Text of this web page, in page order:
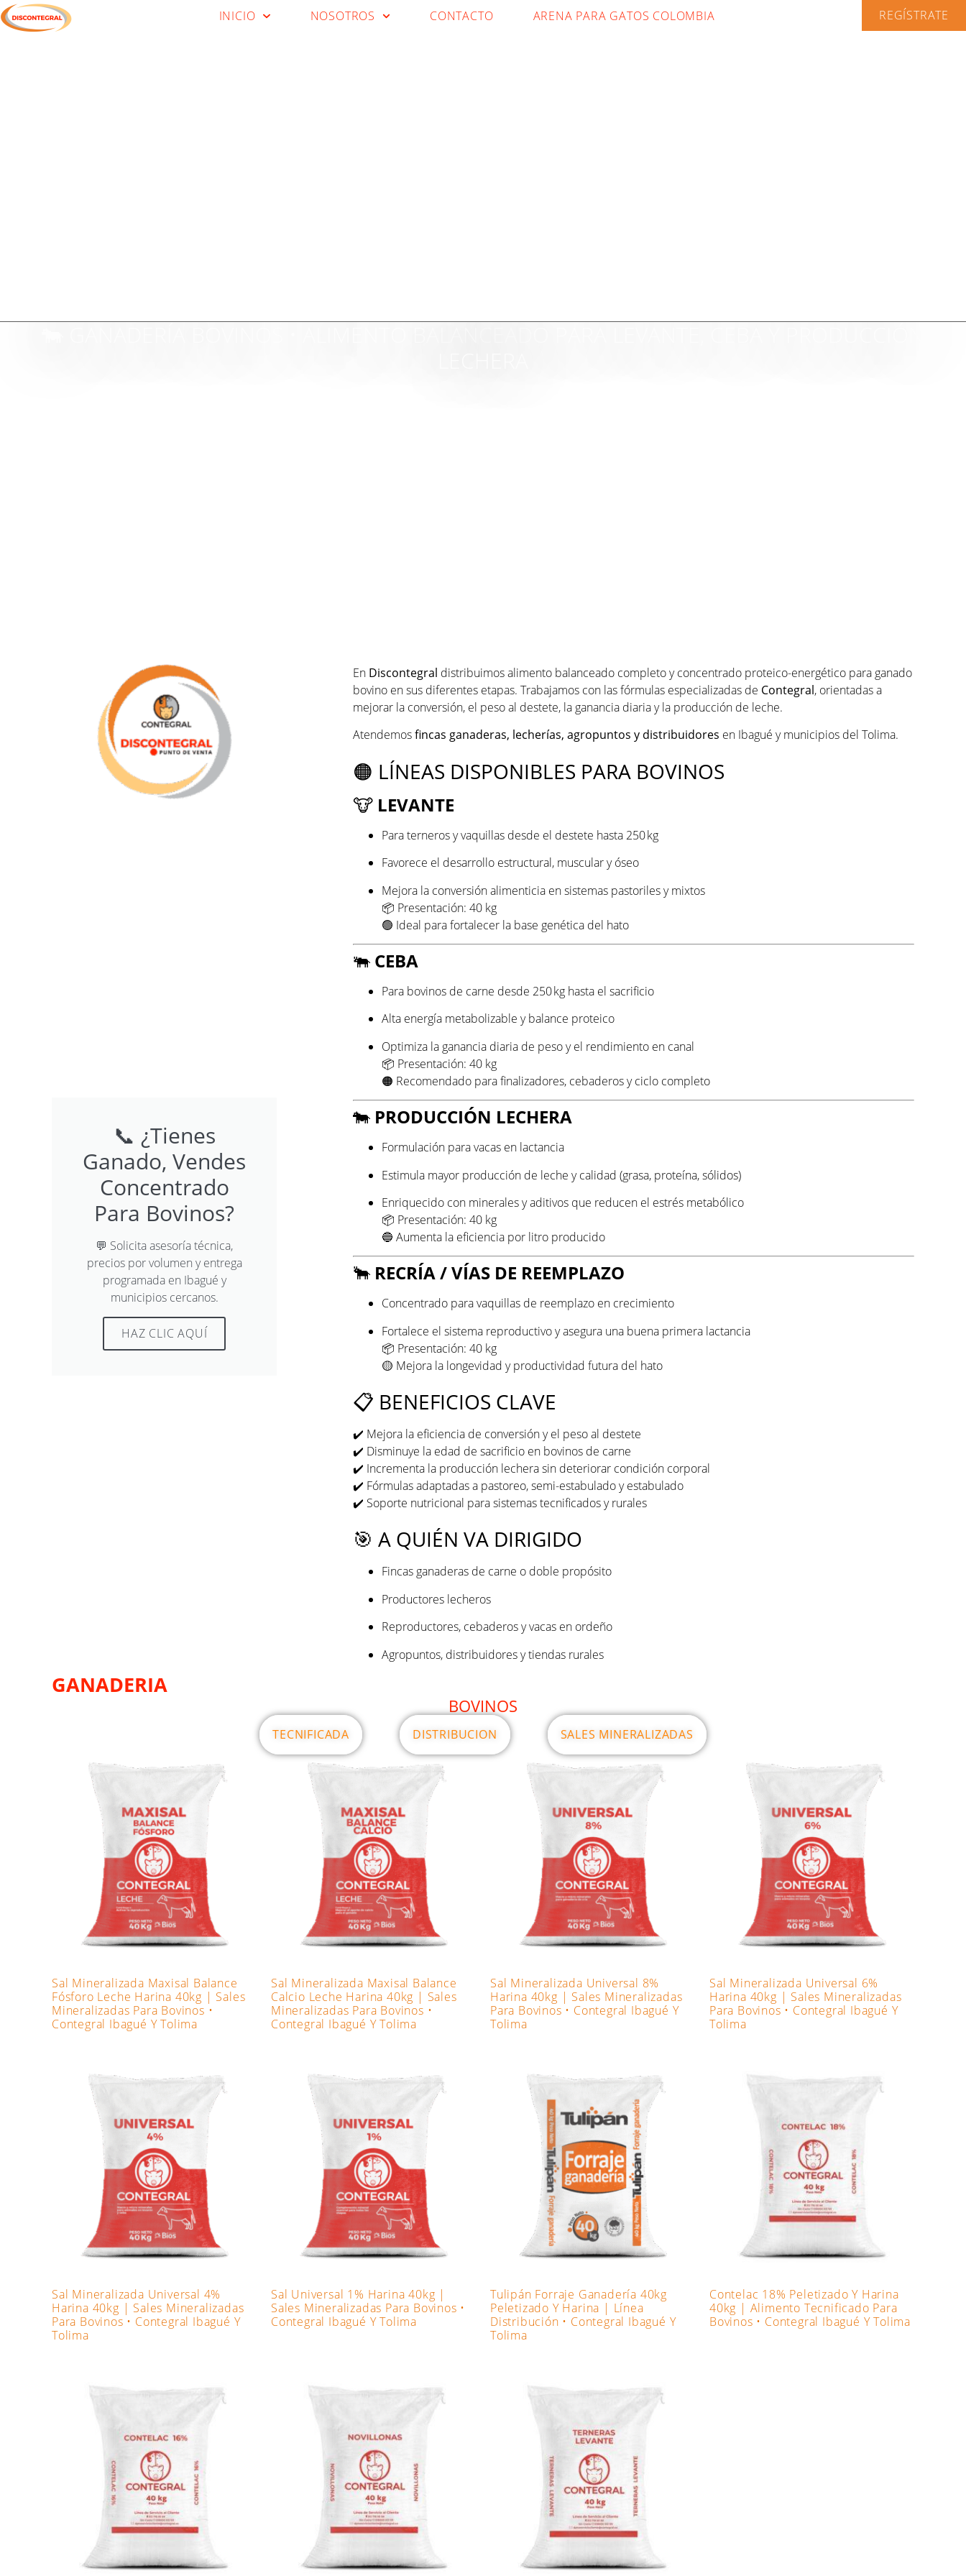
INICIO NOSOTROS CONTACTO ARENA PARA GATOS COLOMBIA REGÍSTRATE
📞 ¿Tienes
Ganado, Vendes
Concentrado
Para Bovinos?
💬 Solicita asesoría técnica,
precios por volumen y entrega
programada en Ibagué y
municipios cercanos.
HAZ CLIC AQUÍ
En Discontegral distribuimos alimento balanceado completo y concentrado proteico-energético para ganado
bovino en sus diferentes etapas. Trabajamos con las fórmulas especializadas de Contegral, orientadas a
mejorar la conversión, el peso al destete, la ganancia diaria y la producción de leche.
Atendemosfincas ganaderas, lecherías, agropuntos y distribuidores en Ibagué y municipios del Tolima.
🟠 LÍNEAS DISPONIBLES PARA BOVINOS
🐮 LEVANTE
Para terneros y vaquillas desde el destete hasta 250 kg
Favorece el desarrollo estructural, muscular y óseo
Mejora la conversión alimenticia en sistemas pastoriles y mixtos
📦 Presentación: 40 kg
🟢 Ideal para fortalecer la base genética del hato
🐃 CEBA
Para bovinos de carne desde 250 kg hasta el sacrificio
Alta energía metabolizable y balance proteico
Optimiza la ganancia diaria de peso y el rendimiento en canal
📦 Presentación: 40 kg
🟠 Recomendado para finalizadores, cebaderos y ciclo completo
🐄 PRODUCCIÓN LECHERA
Formulación para vacas en lactancia
Estimula mayor producción de leche y calidad (grasa, proteína, sólidos)
Enriquecido con minerales y aditivos que reducen el estrés metabólico
📦 Presentación: 40 kg
🔵 Aumenta la eficiencia por litro producido
🐂 RECRÍA / VÍAS DE REEMPLAZO
Concentrado para vaquillas de reemplazo en crecimiento
Fortalece el sistema reproductivo y asegura una buena primera lactancia
📦 Presentación: 40 kg
🟡 Mejora la longevidad y productividad futura del hato
📋 BENEFICIOS CLAVE
✔️ Mejora la eficiencia de conversión y el peso al destete
✔️ Disminuye la edad de sacrificio en bovinos de carne
✔️ Incrementa la producción lechera sin deteriorar condición corporal
✔️ Fórmulas adaptadas a pastoreo, semi-estabulado y estabulado
✔️ Soporte nutricional para sistemas tecnificados y rurales
🎯 A QUIÉN VA DIRIGIDO
Fincas ganaderas de carne o doble propósito
Productores lecheros
Reproductores, cebaderos y vacas en ordeño
Agropuntos, distribuidores y tiendas rurales
GANADERIA
BOVINOS
TECNIFICADA DISTRIBUCION SALES MINERALIZADAS
Sal Mineralizada Maxisal Balance
Fósforo Leche Harina 40kg | Sales
Mineralizadas Para Bovinos •
Contegral Ibagué Y Tolima
Sal Mineralizada Maxisal Balance
Calcio Leche Harina 40kg | Sales
Mineralizadas Para Bovinos •
Contegral Ibagué Y Tolima
Sal Mineralizada Universal 8%
Harina 40kg | Sales Mineralizadas
Para Bovinos • Contegral Ibagué Y
Tolima
Sal Mineralizada Universal 6%
Harina 40kg | Sales Mineralizadas
Para Bovinos • Contegral Ibagué Y
Tolima
Sal Mineralizada Universal 4%
Harina 40kg | Sales Mineralizadas
Para Bovinos • Contegral Ibagué Y
Tolima
Sal Universal 1% Harina 40kg |
Sales Mineralizadas Para Bovinos •
Contegral Ibagué Y Tolima
Tulipán Forraje Ganadería 40kg
Peletizado Y Harina | Línea
Distribución • Contegral Ibagué Y
Tolima
Contelac 18% Peletizado Y Harina
40kg | Alimento Tecnificado Para
Bovinos • Contegral Ibagué Y Tolima